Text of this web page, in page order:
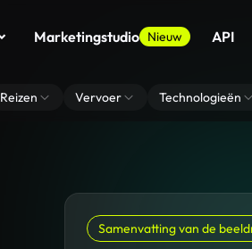
Marketingstudio Nieuw API
Reizen Vervoer Technologieën
Samenvatting van de